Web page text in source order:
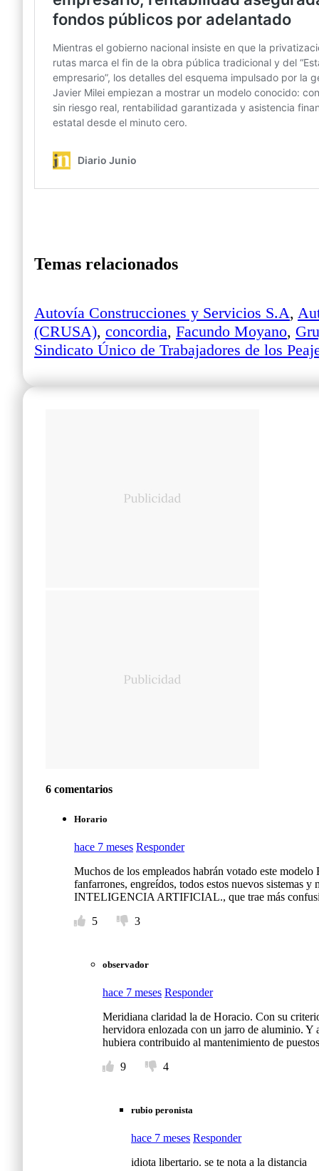
Temas relacionados
Autovía Construcciones y Servicios S.A,
(CRUSA), concordia, Facundo Moyano,
Sindicato Único de Trabajadores de los
6 comentarios
Horario
hace 7 meses Responder
Muchos de los empleados habrán votado este
fanfarrones, engreídos, todos estos nuevos
INTELIGENCIA ARTIFICIAL., que trae más
5
3
observador
hace 7 meses Responder
Meridiana claridad la de Horacio. Con su
hervidora enlozada con un jarro de aluminio. Y
hubiera contribuido al mantenimiento de
9
4
rubio peronista
hace 7 meses Responder
idiota libertario. se te nota a la distancia